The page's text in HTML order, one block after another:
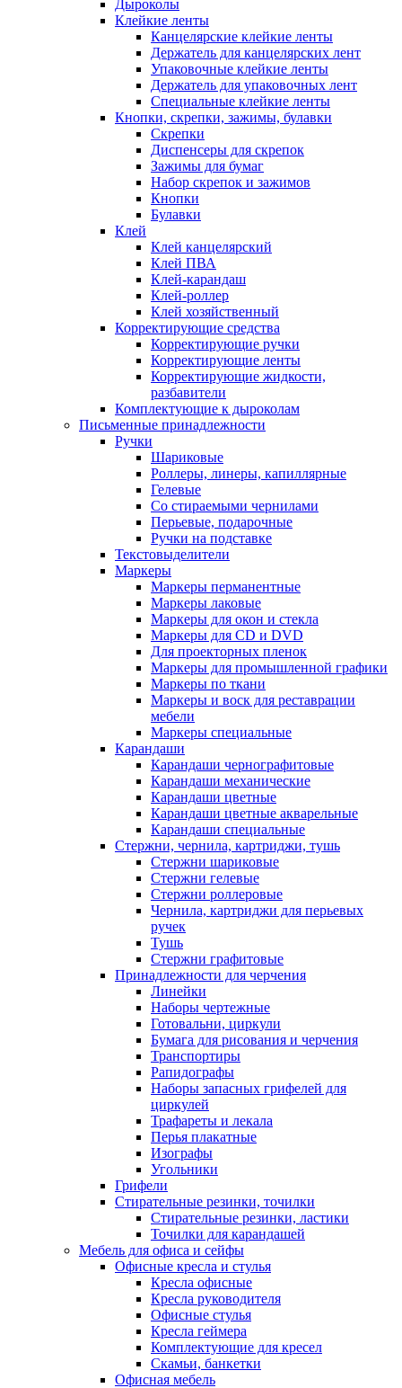
Дыроколы
Клейкие ленты
Канцелярские клейкие ленты
Держатель для канцелярских лент
Упаковочные клейкие ленты
Держатель для упаковочных лент
Специальные клейкие ленты
Кнопки, скрепки, зажимы, булавки
Скрепки
Диспенсеры для скрепок
Зажимы для бумаг
Набор скрепок и зажимов
Кнопки
Булавки
Клей
Клей канцелярский
Клей ПВА
Клей-карандаш
Клей-роллер
Клей хозяйственный
Корректирующие средства
Корректирующие ручки
Корректирующие ленты
Корректирующие жидкости,
разбавители
Комплектующие к дыроколам
Письменные принадлежности
Ручки
Шариковые
Роллеры, линеры, капиллярные
Гелевые
Со стираемыми чернилами
Перьевые, подарочные
Ручки на подставке
Текстовыделители
Маркеры
Маркеры перманентные
Маркеры лаковые
Маркеры для окон и стекла
Маркеры для CD и DVD
Для проекторных пленок
Маркеры для промышленной графики
Маркеры по ткани
Маркеры и воск для реставрации
мебели
Маркеры специальные
Карандаши
Карандаши чернографитовые
Карандаши механические
Карандаши цветные
Карандаши цветные акварельные
Карандаши специальные
Стержни, чернила, картриджи, тушь
Стержни шариковые
Стержни гелевые
Стержни роллеровые
Чернила, картриджи для перьевых
ручек
Тушь
Стержни графитовые
Принадлежности для черчения
Линейки
Наборы чертежные
Готовальни, циркули
Бумага для рисования и черчения
Транспортиры
Рапидографы
Наборы запасных грифелей для
циркулей
Трафареты и лекала
Перья плакатные
Изографы
Угольники
Грифели
Стирательные резинки, точилки
Стирательные резинки, ластики
Точилки для карандашей
Мебель для офиса и сейфы
Офисные кресла и стулья
Кресла офисные
Кресла руководителя
Офисные стулья
Кресла геймера
Комплектующие для кресел
Скамьи, банкетки
Офисная мебель